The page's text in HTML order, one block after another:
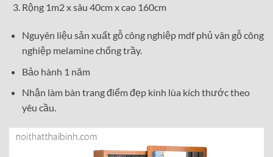
Rộng 1m2 x sâu 40cm x cao 160cm
Nguyên liệu sản xuất gỗ công nghiệp mdf phủ vân gỗ công
nghiệp melamine chống trầy.
Bảo hành 1 năm
Nhận làm bàn trang điểm đẹp kính lùa kích thước theo
yêu cầu.